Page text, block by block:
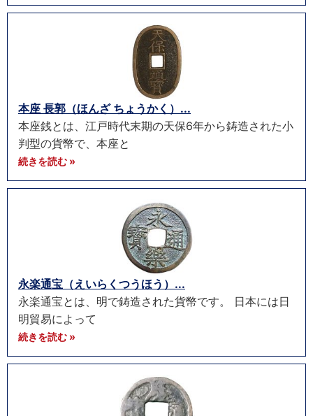
本座 長郭（ほんざ ちょうかく）...
本座銭とは、江戸時代末期の天保6年から鋳造された小
判型の貨幣で、本座と
続きを読む »
永楽通宝（えいらくつうほう）...
永楽通宝とは、明で鋳造された貨幣です。 日本には日
明貿易によって
続きを読む »